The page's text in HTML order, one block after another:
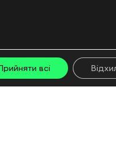
Медіа” не нижче другого
схвалення від редакції.
скринька №7400
всі